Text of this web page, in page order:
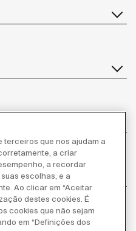
nos
terceiros que nos ajudam a
a criar
a recordar
escolhas, e a
Ao clicar em “Aceitar
destes cookies. É
cookies que não sejam
em “Definições dos